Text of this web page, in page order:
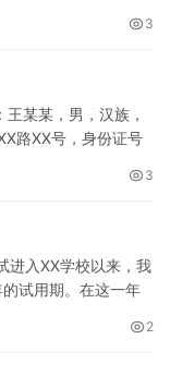
3
某某，男，汉族，
路XX号，身份证号
3
进入XX学校以来，我
试用期。在这一年
2